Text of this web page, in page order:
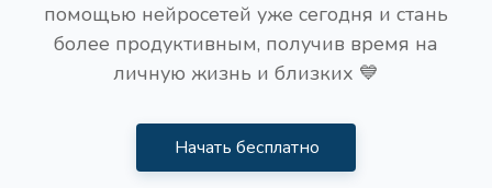
помощью нейросетей уже сегодня и стань
более продуктивным, получив время на
личную жизнь и близких 💙
Начать бесплатно